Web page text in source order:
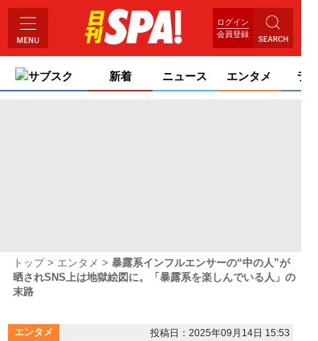
ログイン
会員登録
サブスク 新着 ニュース エンタメ ライ
トップ エンタメ
暴露系インフルエンサーの“中の人”が
晒されSNS上は地獄絵図に。「暴露系を楽しんでいる人」の
末路
エンタメ 投稿日：2025年09月14日 15:53